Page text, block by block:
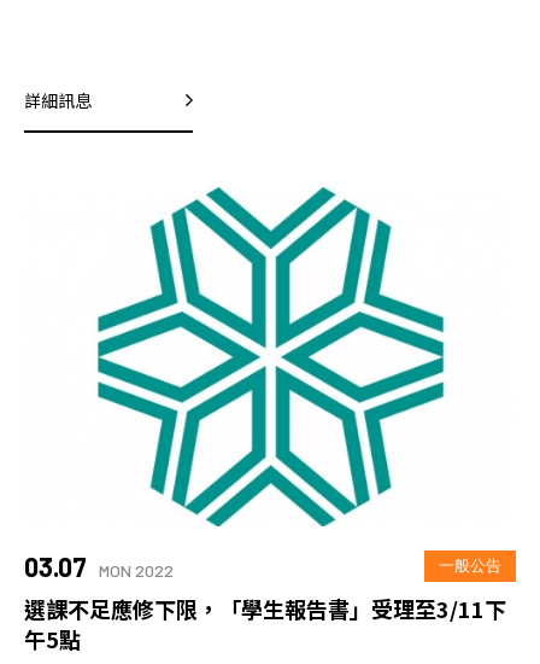
詳細訊息
03.07 MON 2022 一般公告
選課不足應修下限，「學生報告書」受理至3/11下
午5點